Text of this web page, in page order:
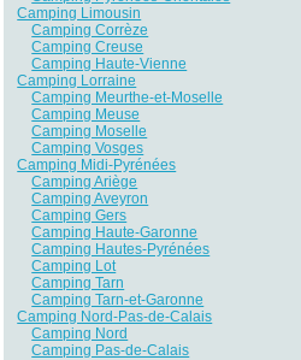
Camping Limousin
Camping Corrèze
Camping Creuse
Camping Haute-Vienne
Camping Lorraine
Camping Meurthe-et-Moselle
Camping Meuse
Camping Moselle
Camping Vosges
Camping Midi-Pyrénées
Camping Ariège
Camping Aveyron
Camping Gers
Camping Haute-Garonne
Camping Hautes-Pyrénées
Camping Lot
Camping Tarn
Camping Tarn-et-Garonne
Camping Nord-Pas-de-Calais
Camping Nord
Camping Pas-de-Calais